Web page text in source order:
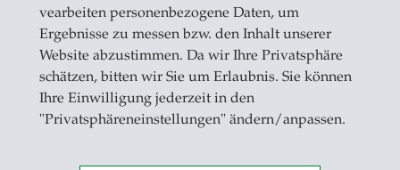
vearbeiten personenbezogene Daten, um
Ergebnisse zu messen bzw. den Inhalt unserer
Website abzustimmen. Da wir Ihre Privatsphäre
schätzen, bitten wir Sie um Erlaubnis. Sie können
Ihre Einwilligung jederzeit in den
"Privatsphäreneinstellungen" ändern/anpassen.